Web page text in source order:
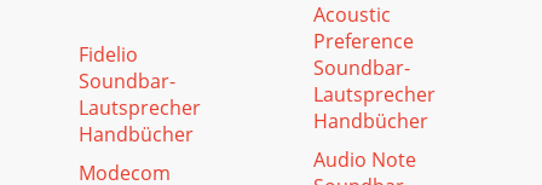
Fidelio
Soundbar-
Lautsprecher
Handbücher
Modecom
Acoustic
Preference
Soundbar-
Lautsprecher
Handbücher
Audio Note